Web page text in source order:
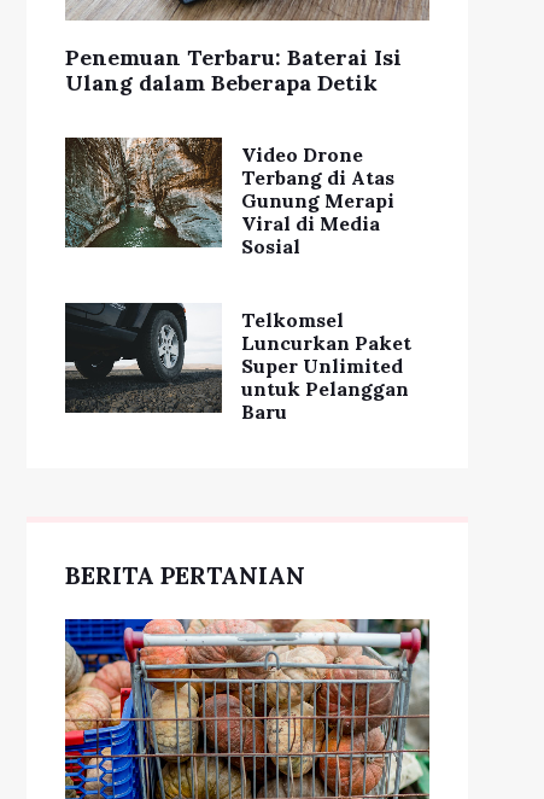
Penemuan Terbaru: Baterai Isi
Ulang dalam Beberapa Detik
Video Drone
Terbang di Atas
Gunung Merapi
Viral di Media
Sosial
Telkomsel
Luncurkan Paket
Super Unlimited
untuk Pelanggan
Baru
BERITA PERTANIAN